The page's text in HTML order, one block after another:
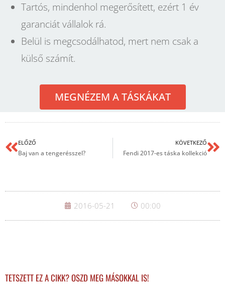
Tartós, mindenhol megerősített, ezért 1 év
garanciát vállalok rá.
Belül is megcsodálhatod, mert nem csak a
külső számít.
MEGNÉZEM A TÁSKÁKAT
ELŐZŐ
Baj van a tengerésszel?
KÖVETKEZŐ
Fendi 2017-es táska kollekció
2016-05-21 00:00
TETSZETT EZ A CIKK? OSZD MEG MÁSOKKAL IS!